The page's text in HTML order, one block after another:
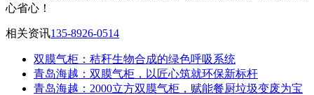
心省心！
相关资讯135-8926-0514
双膜气柜：秸秆生物合成的绿色呼吸系统
青岛海越：双膜气柜，以匠心筑就环保新标杆
‌青岛海越：2000立方双膜气柜，赋能餐厨垃圾变废为宝